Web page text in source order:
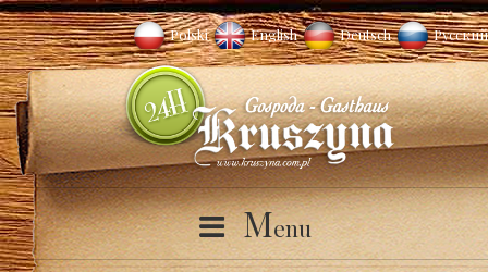
Polski English Deutsch Русский
Menu